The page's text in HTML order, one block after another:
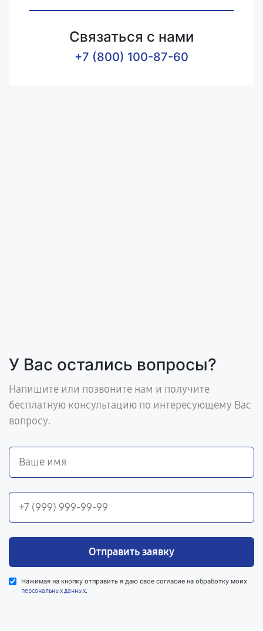
Связаться с нами
+7 (800) 100-87-60
У Вас остались вопросы?
Напишите или позвоните нам и получите
бесплатную консультацию по интересующему Вас
вопросу.
Отправить заявку
Нажимая на кнопку отправить я даю свое согласие на обработку моих
персональных данных.